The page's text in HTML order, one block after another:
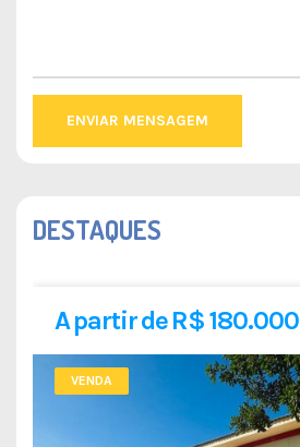
ENVIAR MENSAGEM
DESTAQUES
A partir de R$ 180.000
VENDA